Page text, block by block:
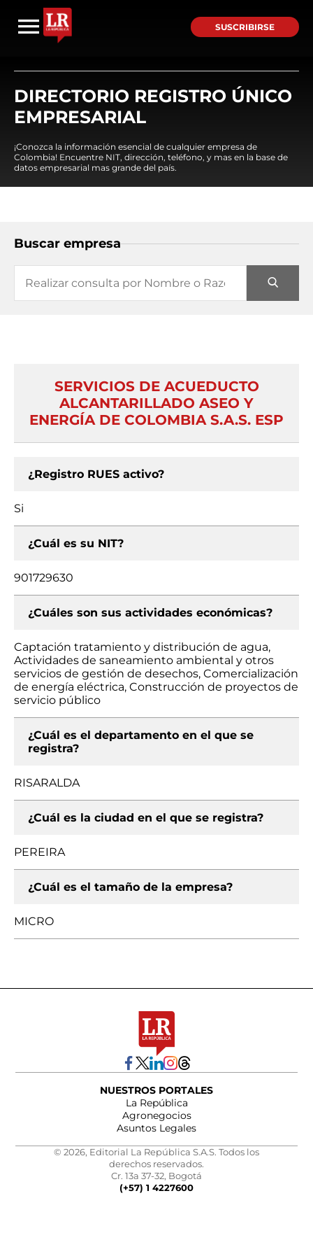
SUSCRIBIRSE
DIRECTORIO REGISTRO ÚNICO
EMPRESARIAL
¡Conozca la información esencial de cualquier empresa de
Colombia! Encuentre NIT, dirección, teléfono, y mas en la base de
datos empresarial mas grande del país.
Buscar empresa
SERVICIOS DE ACUEDUCTO
ALCANTARILLADO ASEO Y
ENERGÍA DE COLOMBIA S.A.S. ESP
¿Registro RUES activo?
Si
¿Cuál es su NIT?
901729630
¿Cuáles son sus actividades económicas?
Captación tratamiento y distribución de agua,
Actividades de saneamiento ambiental y otros
servicios de gestión de desechos, Comercialización
de energía eléctrica, Construcción de proyectos de
servicio público
¿Cuál es el departamento en el que se
registra?
RISARALDA
¿Cuál es la ciudad en el que se registra?
PEREIRA
¿Cuál es el tamaño de la empresa?
MICRO
NUESTROS PORTALES
La República
Agronegocios
Asuntos Legales
© 2026, Editorial La República S.A.S. Todos los
derechos reservados.
Cr. 13a 37-32, Bogotá
(+57) 1 4227600